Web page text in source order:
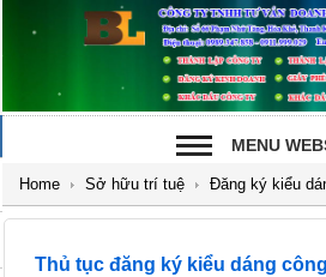
MENU
Home Sở hữu trí tuệ Đăng ký kiểu
Thủ tục đăng ký kiểu dáng